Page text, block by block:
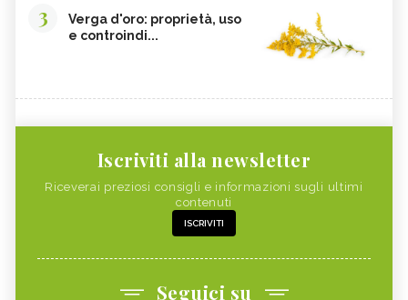
3
Verga d'oro: proprietà, uso
e controindi...
Iscriviti alla newsletter
Riceverai preziosi consigli e informazioni sugli ultimi
contenuti
ISCRIVITI
Seguici su